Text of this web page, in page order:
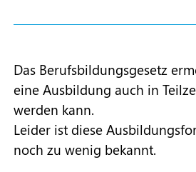
Pflege TZA
ESF-
Downloads &
Das Berufsbildungsgesetz
eine Ausbildung auch in
werden kann.
Leider ist diese
noch zu wenig bekannt.